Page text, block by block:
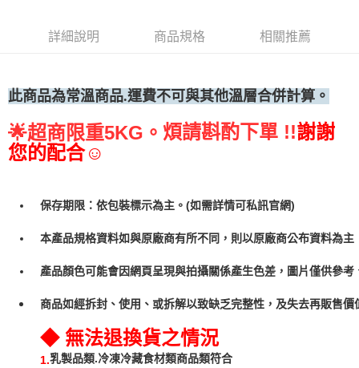
詳細說明 商品規格 相關推薦
此商品為常溫商品.運費不可與其他溫層合併計算。
🌟超商限重5KG。 煩請斟酌下單 !!謝謝
您的配合☺
保存期限：依包裝標示為主。(如需詳情可私訊官網)
本產品規格資料如與原廠商有所不同，則以原廠商公布資料為主
產品顏色可能會因網頁呈現與拍攝關係產生色差，圖片僅供參
商品如經拆封、使用、或拆解以致缺乏完整性，及失去再販售
◆ 無法退換貨之情況
1.乳製品類.冷凍冷藏食材類商品類符合